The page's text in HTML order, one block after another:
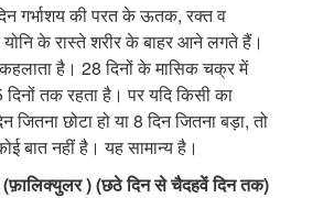
गर्भाशय की परत के ऊतक, रक्त व
योनि के रास्ते शरीर के बाहर आने लगते हैं।
है। 28 दिनों के मासिक चक्र में
तक रहता है। पर यदि किसी का
जितना छोटा हो या 8 दिन जितना बड़ा, तो
बात नहीं है। यह सामान्य है।
) (छठे दिन से चैदहवें दिन तक)